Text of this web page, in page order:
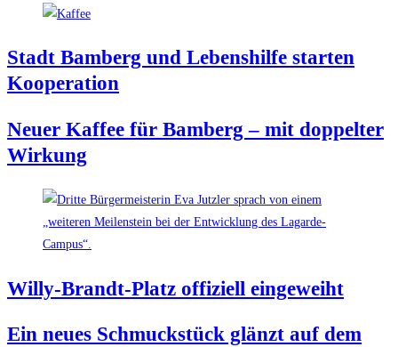
Stadt Bam­berg und Lebens­hil­fe star­ten
Kooperation
Neu­er Kaf­fee für Bam­berg – mit dop­pel­ter
Wirkung
Wil­ly-Brandt-Platz offi­zi­ell eingeweiht
Ein neu­es Schmuck­stück glänzt auf dem